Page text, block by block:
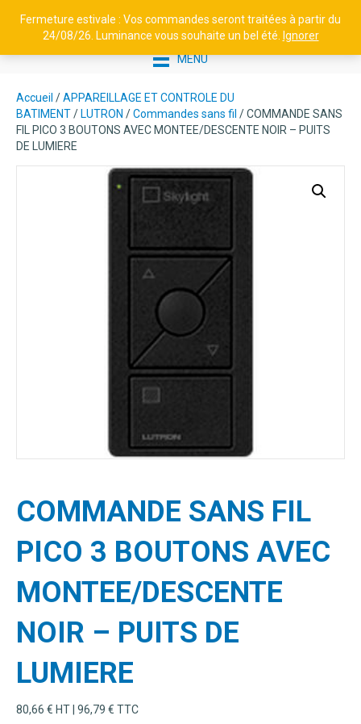
Fermeture estivale : Vos commandes seront traitées à partir du
24/08/26. Luminance vous souhaite un bel été.
Ignorer
ENCASTRÉ 34° - 38057 - 3000 K
86,25€
MENU
Accueil /APPAREILLAGE ET CONTROLE DU
BATIMENT/ LUTRON /Commandes sans fil / COMMANDE SANS
FIL PICO 3 BOUTONS AVEC MONTEE/DESCENTE NOIR – PUITS
DE LUMIERE
COMMANDE SANS FIL
PICO 3 BOUTONS AVEC
MONTEE/DESCENTE
NOIR – PUITS DE
LUMIERE
80,66 € HT | 96,79 € TTC